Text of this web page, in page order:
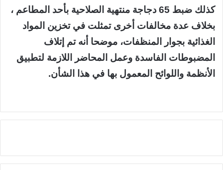
كذلك ضبط 65 دجاجة منتهية الصلاحية بأحد المطاعم ،
بخلاف عدة مخالفات أخرى تمثلت في تخزين المواد
الغذائية بجوار المنظفات، موضحا أنه تم إتلاف
المضبوطات الفاسدة وعمل المحاضر اللازمة لتطبيق
الأنظمة واللوائح المعمول بها في هذا الشأن.